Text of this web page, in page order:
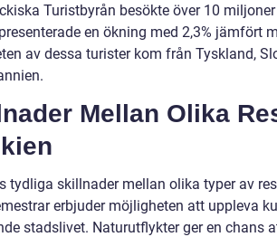
Turistbyrån besökte över 10
en ökning med 2,3% jämfört
av dessa turister kom från Tyskland,
Mellan Olika
tydliga skillnader mellan olika typer av
erbjuder möjligheten att uppleva
stadslivet. Naturutflykter ger en chans